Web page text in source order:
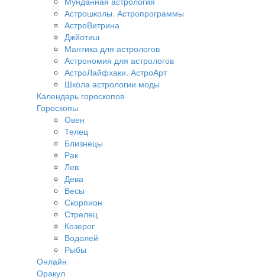
Астрошколы. Астропрограммы
АстроВитрина
Джйотиш
Мантика для астрологов
Астрономия для астрологов
АстроЛайфхаки. АстроАрт
Школа астрологии моды
Календарь гороскопов
Гороскопы
Овен
Телец
Близнецы
Рак
Лев
Дева
Весы
Скорпион
Стрелец
Козерог
Водолей
Рыбы
Онлайн
Оракул